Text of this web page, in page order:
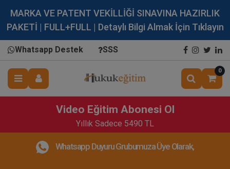
MARKA VE PATENT VEKİLLİĞİ SINAVINA HAZIRLIK
PAKETİ | FULL+FULL | Detaylı Bilgi Almak İçin Tıklayın
Whatsapp Destek SSS
0
Video Eğitim Abonesi Ol
Yıllık Sadece 5490 TL
Whatsapp Duyuru Grubumuza Üye Olarak,